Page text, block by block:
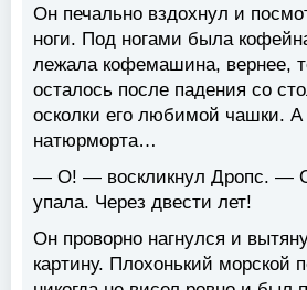
Он печально вздохнул и
ноги. Под ногами была
лежала кофемашина, вернее,
осталось после падения со
осколки его любимой чашки. А
натюрморта…
— О! — воскликнул Дропс. —
упала. Через двести лет!
Он проворно нагнулся и
картину. Плохонький морской